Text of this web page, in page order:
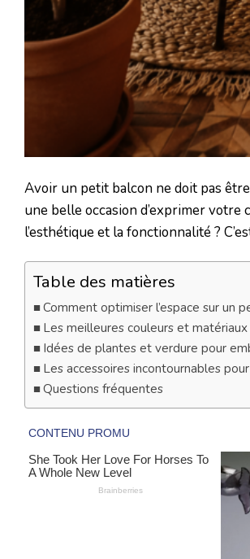
Avoir un petit balcon ne doit pas
une belle occasion d’exprimer votre
l’esthétique et la fonctionnalité ?
Table des matières
Comment optimiser l’espace sur un
Les meilleures couleurs et
Idées de plantes et verdure pour
Les accessoires incontournables
Questions fréquentes